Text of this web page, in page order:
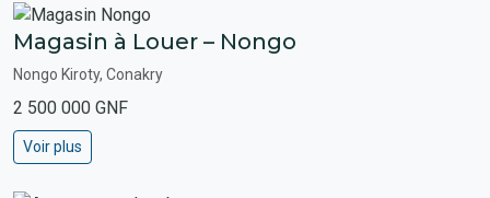
Magasin à Louer – Nongo
Nongo Kiroty, Conakry
2 500 000 GNF
Voir plus